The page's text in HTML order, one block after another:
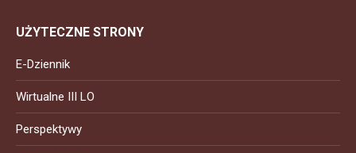
UŻYTECZNE STRONY
E-Dziennik
Wirtualne III LO
Perspektywy